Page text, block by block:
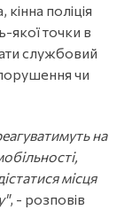
поліція
якої точки в
службовий
чи
на
місця
, - розповів